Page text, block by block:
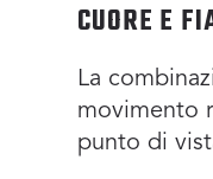
CUORE E
La
movimento
punto di